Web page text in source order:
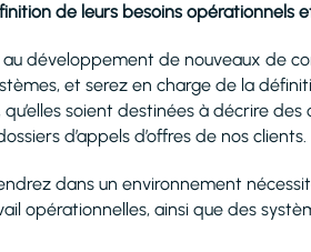
de leurs besoins opérationnels
développement de nouveaux de
et serez en charge de la
soient destinées à décrire
d’appels d’offres de nos clients.
dans un environnement
opérationnelles, ainsi que des